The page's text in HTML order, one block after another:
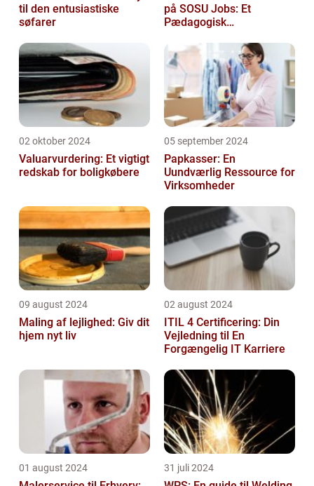
til den entusiastiske
søfarer
på SOSU Jobs: Et
Pædagogisk
02 oktober 2024
Valuarvurdering: Et vigtigt
redskab for boligkøbere
05 september 2024
Papkasser: En
Uundværlig Ressource for
Virksomheder
09 august 2024
Maling af lejlighed: Giv dit
hjem nyt liv
02 august 2024
ITIL 4 Certificering: Din
Vejledning til En
Forgængelig IT Karriere
01 august 2024 31 juli 2024